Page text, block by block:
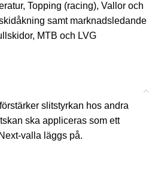
, Topping (racing), Vallor och
samt marknadsledande
MTB och LVG
slitstyrkan hos andra
ska appliceras som ett
valla läggs på.